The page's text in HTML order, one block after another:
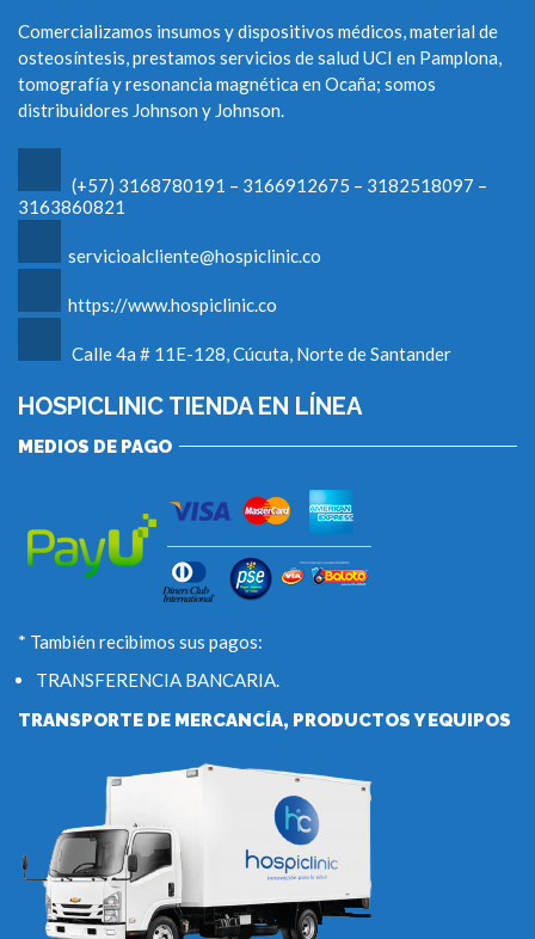
Comercializamos insumos y dispositivos médicos, material de
osteosíntesis, prestamos servicios de salud UCI en Pamplona,
tomografía y resonancia magnética en Ocaña; somos
distribuidores Johnson y Johnson.
(+57) 3168780191 – 3166912675 – 3182518097 –
3163860821
servicioalcliente@hospiclinic.co
https://www.hospiclinic.co
Calle 4a # 11E-128, Cúcuta, Norte de Santander
HOSPICLINIC TIENDA EN LÍNEA
MEDIOS DE PAGO
* También recibimos sus pagos:
TRANSFERENCIA BANCARIA.
TRANSPORTE DE MERCANCÍA, PRODUCTOS Y EQUIPOS